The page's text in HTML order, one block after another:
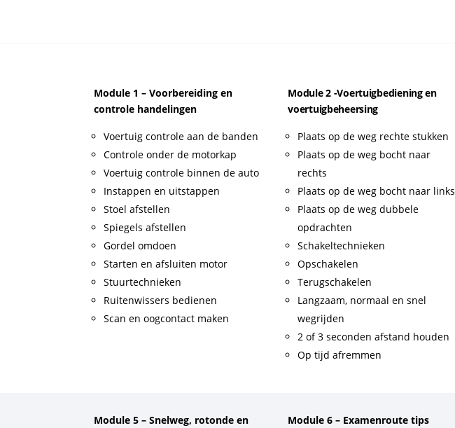
Module 1 – Voorbereiding en
controle handelingen
Voertuig controle aan de banden
Controle onder de motorkap
Voertuig controle binnen de auto
Instappen en uitstappen
Stoel afstellen
Spiegels afstellen
Gordel omdoen
Starten en afsluiten motor
Stuurtechnieken
Ruitenwissers bedienen
Scan en oogcontact maken
Module 2 -Voertuigbediening en
voertuigbeheersing
Plaats op de weg rechte stukken
Plaats op de weg bocht naar
rechts
Plaats op de weg bocht naar links
Plaats op de weg dubbele
opdrachten
Schakeltechnieken
Opschakelen
Terugschakelen
Langzaam, normaal en snel
wegrijden
2 of 3 seconden afstand houden
Op tijd afremmen
Module 5 – Snelweg, rotonde en
Module 6 – Examenroute tips